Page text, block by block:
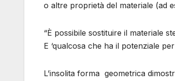
o altre proprietà del materiale (ad
“È possibile sostituire il materiale
E ‘qualcosa che ha il potenziale
L’insolita forma geometrica